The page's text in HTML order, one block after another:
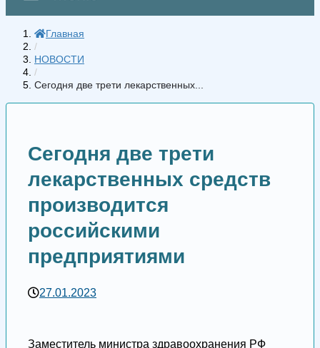
Главная
/
НОВОСТИ
/
Сегодня две трети лекарственных...
Сегодня две трети
лекарственных средств
производится
российскими
предприятиями
27.01.2023
Заместитель министра здравоохранения РФ